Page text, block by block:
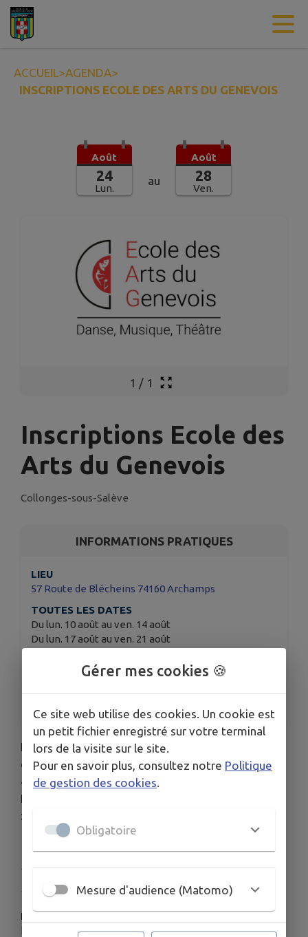
Contenu
ACCUEIL>AGENDA>
INSCRIPTIONS ECOLE DES ARTS DU GENEVOIS
Août
24
Lun.
au
Août
28
Ven.
1 / 1
Inscriptions Ecole des
Arts du Genevois
Collonges-sous-Salève
INFORMATIONS PRATIQUES
LIEU
57 Route de Blécheins 74160 Archamps
TOUTES LES DATES
Du lun. 10 août au ven. 14 août
Du lun. 17 août au ven. 21 août
Du lun. 31 août au ven. 4 sept.
Les inscriptions pour l'année 2026-2027 sont
ouvertes du 22 juin au 10 juillet puis du 10 août au
4 septembre.
Plus de détails sur le site de l'école
:
Publié par Ecole des Arts du Genevois
PLUS D'INFORMATIONS
https://artsdugenevois.fr/
Gérer mes cookies 🍪
Ce site web utilise des cookies. Un cookie est
un petit fichier enregistré sur votre terminal
lors de la visite sur le site.
Pour en savoir plus, consultez notre Politique
de gestion des cookies.
Obligatoire
Mesure d'audience (Matomo)